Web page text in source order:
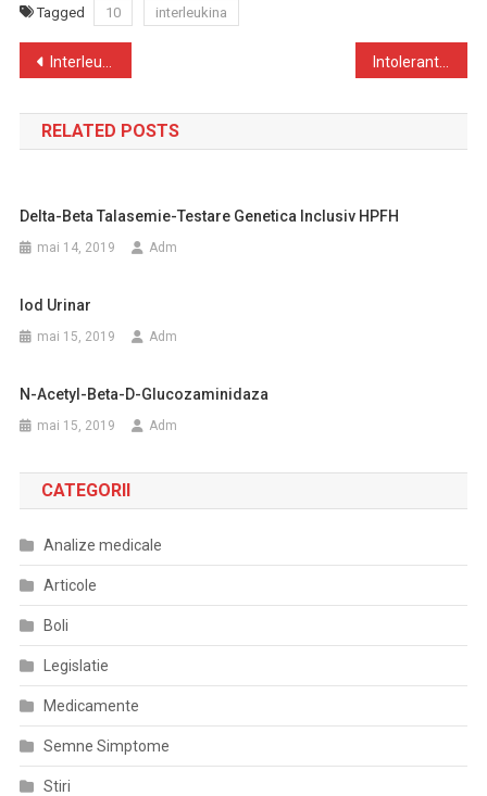
Tagged 10 interleukina
Navigare
în
articole
Interleukina 8
RELATED POSTS
Delta-Beta Talasemie-Testare Genetica Inclusiv HPFH
mai 14, 2019 Adm
Iod Urinar
mai 15, 2019 Adm
N-Acetyl-Beta-D-Glucozaminidaza
mai 15, 2019 Adm
CATEGORII
Analize medicale
Articole
Boli
Legislatie
Medicamente
Semne Simptome
Stiri